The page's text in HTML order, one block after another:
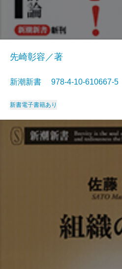
先崎彰容／著
新潮新書 978-4-10-
新書電子書籍あり